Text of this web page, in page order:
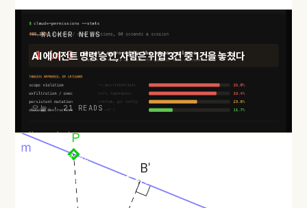
HACKER NEWS
AI 에이전트 명령 승인, 사람은 위협 3건 중 1건을 놓쳤다
오늘 · 21 READS
HACKER NEWS
두 점만 지나는 직선은 반드시 있다: 실베스터–갈라이 정리와 극